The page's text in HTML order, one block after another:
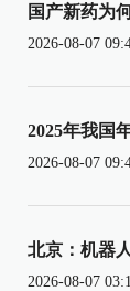
国产新药为
2026-08-07
2025年我国
2026-08-07
北京：机器
2026-08-07